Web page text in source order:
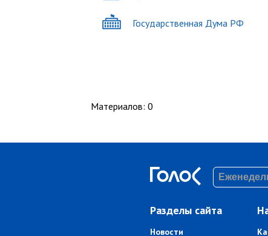
Государственная Дума РФ
Материалов: 0
Разделы сайта
Новости